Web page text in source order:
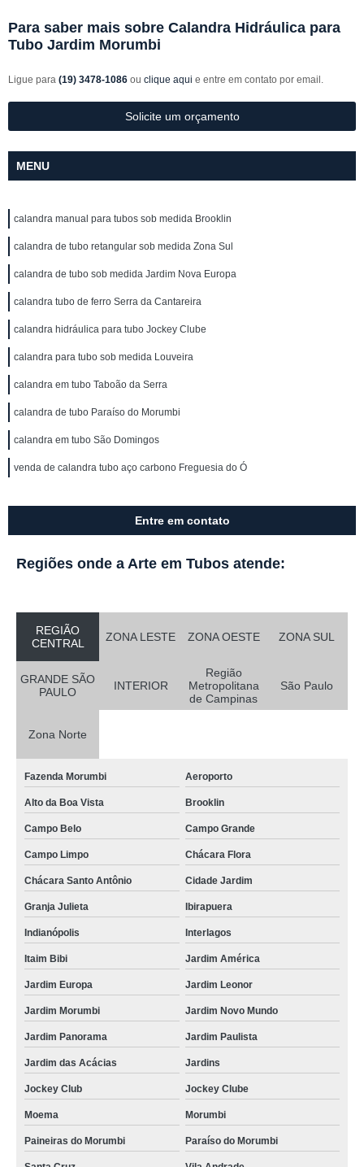
Para saber mais sobre Calandra Hidráulica para
Tubo Jardim Morumbi
Ligue para (19) 3478-1086 ou clique aqui e entre em contato por email.
Solicite um orçamento
MENU
calandra manual para tubos sob medida Brooklin
calandra de tubo retangular sob medida Zona Sul
calandra de tubo sob medida Jardim Nova Europa
calandra tubo de ferro Serra da Cantareira
calandra hidráulica para tubo Jockey Clube
calandra para tubo sob medida Louveira
calandra em tubo Taboão da Serra
calandra de tubo Paraíso do Morumbi
calandra em tubo São Domingos
venda de calandra tubo aço carbono Freguesia do Ó
Entre em contato
Regiões onde a Arte em Tubos atende:
REGIÃO
CENTRAL
ZONA LESTE ZONA OESTE ZONA SUL
GRANDE SÃO
PAULO
INTERIOR
Região
Metropolitana
de Campinas
São Paulo
Zona Norte
Fazenda Morumbi Aeroporto
Alto da Boa Vista Brooklin
Campo Belo Campo Grande
Campo Limpo Chácara Flora
Chácara Santo Antônio Cidade Jardim
Granja Julieta Ibirapuera
Indianópolis Interlagos
Itaim Bibi Jardim América
Jardim Europa Jardim Leonor
Jardim Morumbi Jardim Novo Mundo
Jardim Panorama Jardim Paulista
Jardim das Acácias Jardins
Jockey Club Jockey Clube
Moema Morumbi
Paineiras do Morumbi Paraíso do Morumbi